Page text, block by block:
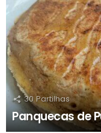
30 Partilhas
Panquecas de